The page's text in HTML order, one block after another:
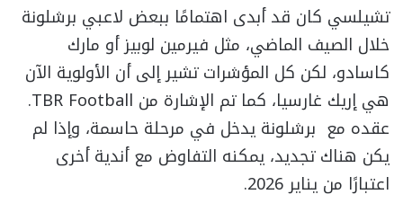
تشيلسي كان قد أبدى اهتمامًا ببعض لاعبي برشلونة
خلال الصيف الماضي، مثل فيرمين لوبيز أو مارك
كاسادو، لكن كل المؤشرات تشير إلى أن الأولوية الآن
هي إريك غارسيا، كما تم الإشارة من TBR Football.
عقده مع برشلونة يدخل في مرحلة حاسمة، وإذا لم
يكن هناك تجديد، يمكنه التفاوض مع أندية أخرى
اعتبارًا من يناير 2026.